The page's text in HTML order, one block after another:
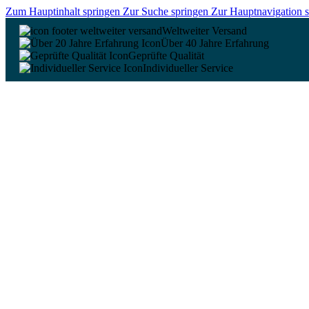
Zum Hauptinhalt springen Zur Suche springen Zur Hauptnavigation
Weltweiter Versand
Über 40 Jahre Erfahrung
Geprüfte Qualität
Individueller Service